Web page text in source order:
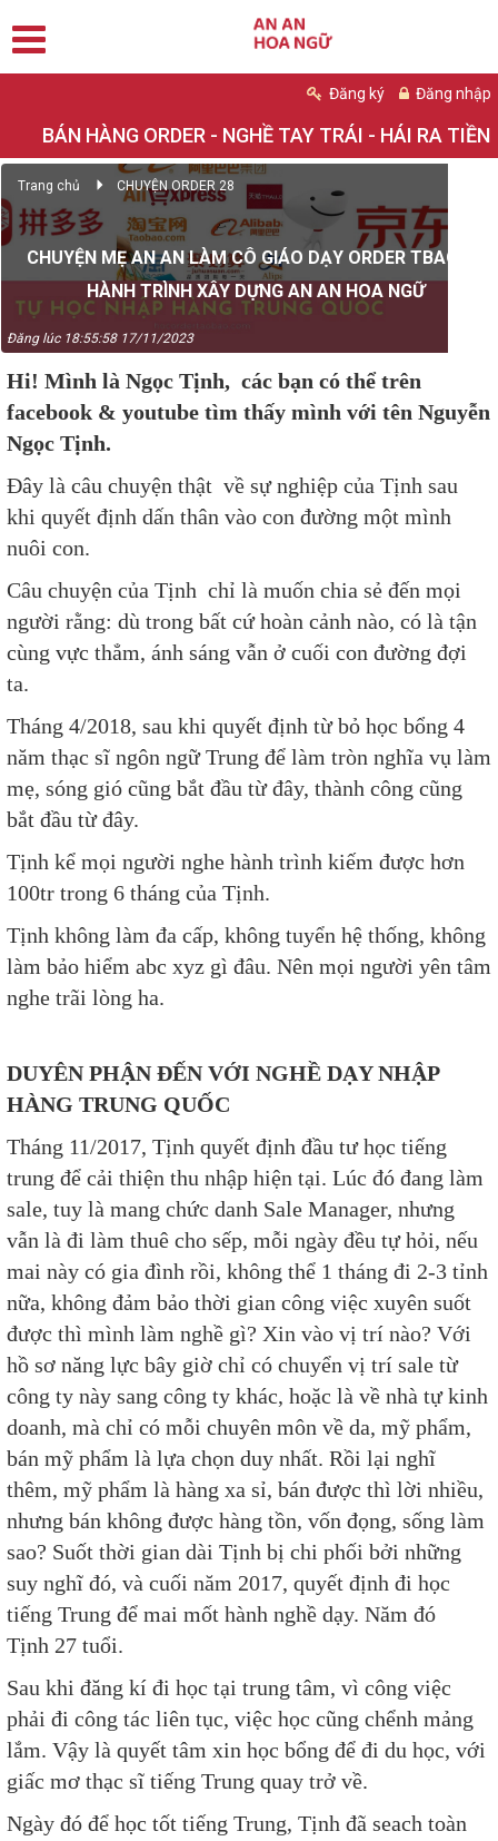
Đăng ký Đăng nhập
BÁN HÀNG ORDER - NGHỀ TAY TRÁI - HÁI RA TIỀN
Trang chủ CHUYỆN ORDER 28
CHUYỆN MẸ AN AN LÀM CÔ GIÁO DẠY ORDER TBAO VÀ
HÀNH TRÌNH XÂY DỰNG AN AN HOA NGỮ
Đăng lúc 18:55:58 17/11/2023
Hi! Mình là Ngọc Tịnh, các bạn có thể trên
facebook & youtube tìm thấy mình với tên Nguyễn
Ngọc Tịnh.
Đây là câu chuyện thật về sự nghiệp của Tịnh sau
khi quyết định dấn thân vào con đường một mình
nuôi con.
Câu chuyện của Tịnh chỉ là muốn chia sẻ đến mọi
người rằng: dù trong bất cứ hoàn cảnh nào, có là tận
cùng vực thẳm, ánh sáng vẫn ở cuối con đường đợi
ta.
Tháng 4/2018, sau khi quyết định từ bỏ học bổng 4
năm thạc sĩ ngôn ngữ Trung để làm tròn nghĩa vụ làm
mẹ, sóng gió cũng bắt đầu từ đây, thành công cũng
bắt đầu từ đây.
Tịnh kể mọi người nghe hành trình kiếm được hơn
100tr trong 6 tháng của Tịnh.
Tịnh không làm đa cấp, không tuyển hệ thống, không
làm bảo hiểm abc xyz gì đâu. Nên mọi người yên tâm
nghe trãi lòng ha.
DUYÊN PHẬN ĐẾN VỚI NGHỀ DẠY NHẬP
HÀNG TRUNG QUỐC
Tháng 11/2017, Tịnh quyết định đầu tư học tiếng
trung để cải thiện thu nhập hiện tại. Lúc đó đang làm
sale, tuy là mang chức danh Sale Manager, nhưng
vẫn là đi làm thuê cho sếp, mỗi ngày đều tự hỏi, nếu
mai này có gia đình rồi, không thể 1 tháng đi 2-3 tỉnh
nữa, không đảm bảo thời gian công việc xuyên suốt
được thì mình làm nghề gì? Xin vào vị trí nào? Với
hồ sơ năng lực bây giờ chỉ có chuyển vị trí sale từ
công ty này sang công ty khác, hoặc là về nhà tự kinh
doanh, mà chỉ có mỗi chuyên môn về da, mỹ phẩm,
bán mỹ phẩm là lựa chọn duy nhất. Rồi lại nghĩ
thêm, mỹ phẩm là hàng xa sỉ, bán được thì lời nhiều,
nhưng bán không được hàng tồn, vốn đọng, sống làm
sao? Suốt thời gian dài Tịnh bị chi phối bởi những
suy nghĩ đó, và cuối năm 2017, quyết định đi học
tiếng Trung để mai mốt hành nghề dạy. Năm đó
Tịnh 27 tuổi.
Sau khi đăng kí đi học tại trung tâm, vì công việc
phải đi công tác liên tục, việc học cũng chểnh mảng
lắm. Vậy là quyết tâm xin học bổng để đi du học, với
giấc mơ thạc sĩ tiếng Trung quay trở về.
Ngày đó để học tốt tiếng Trung, Tịnh đã seach toàn